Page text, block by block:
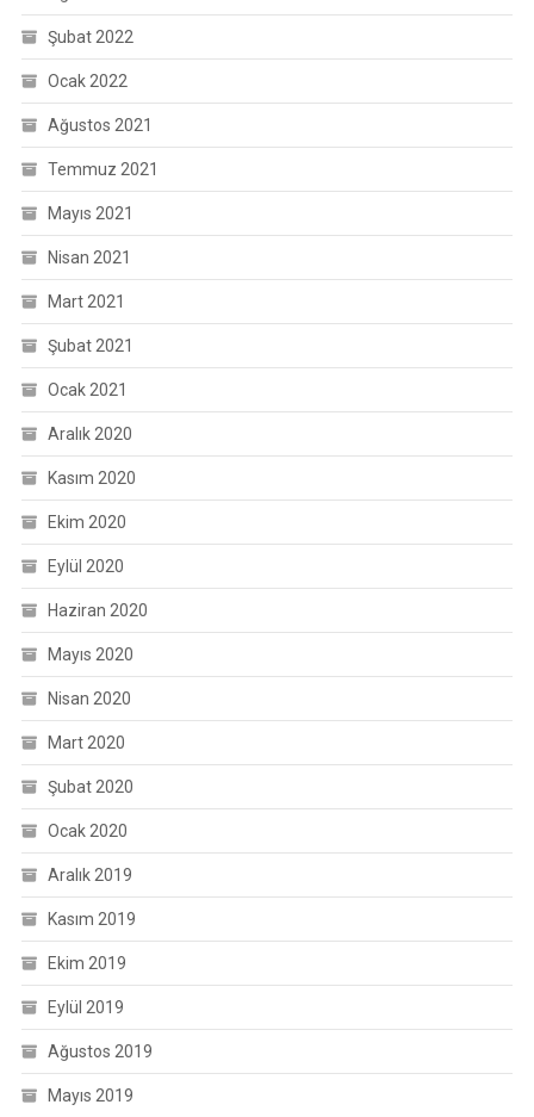
Şubat 2022
Ocak 2022
Ağustos 2021
Temmuz 2021
Mayıs 2021
Nisan 2021
Mart 2021
Şubat 2021
Ocak 2021
Aralık 2020
Kasım 2020
Ekim 2020
Eylül 2020
Haziran 2020
Mayıs 2020
Nisan 2020
Mart 2020
Şubat 2020
Ocak 2020
Aralık 2019
Kasım 2019
Ekim 2019
Eylül 2019
Ağustos 2019
Mayıs 2019